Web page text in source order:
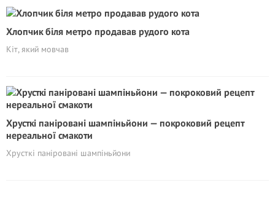
Хлопчик біля метро продавав рудого кота
Кіт, який мовчав
Хрусткі паніровані шампіньйони — покроковий рецепт
нереальної смакоти
Хрусткі паніровані шампіньйони